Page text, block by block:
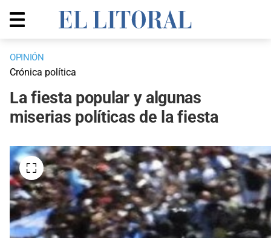
OPINIÓN
Crónica política
La fiesta popular y algunas
miserias políticas de la fiesta